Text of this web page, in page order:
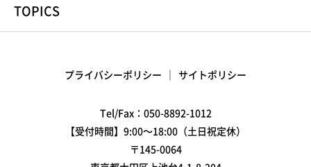
TOPICS
プライバシーポリシー サイトポリシー
Tel/Fax： 050-8892-1012
【受付時間】9:00～18:00（土日祝定休）
〒145-0064